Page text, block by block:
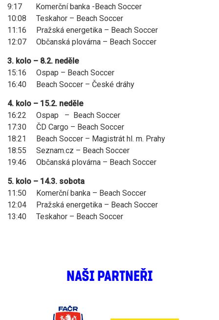
9:17 Komerční banka -Beach Soccer
10:08 Teskahor – Beach Soccer
11:16 Pražská energetika – Beach Soccer
12:07 Občanská plovárna – Beach Soccer
3. kolo – 8.2. neděle
15:16 Ospap – Beach Soccer
16:40 Beach Soccer – České dráhy
4. kolo – 15.2. neděle
16:22 Ospap – Beach Soccer
17:30 ČD Cargo – Beach Soccer
18:21 Beach Soccer – Magistrát hl. m. Prahy
18:55 Seznam.cz – Beach Soccer
19:46 Občanská plovárna – Beach Soccer
5. kolo – 14.3. sobota
11:50 Komerční banka – Beach Soccer
12:04 Pražská energetika – Beach Soccer
13:40 Teskahor – Beach Soccer
NAŠI PARTNEŘI